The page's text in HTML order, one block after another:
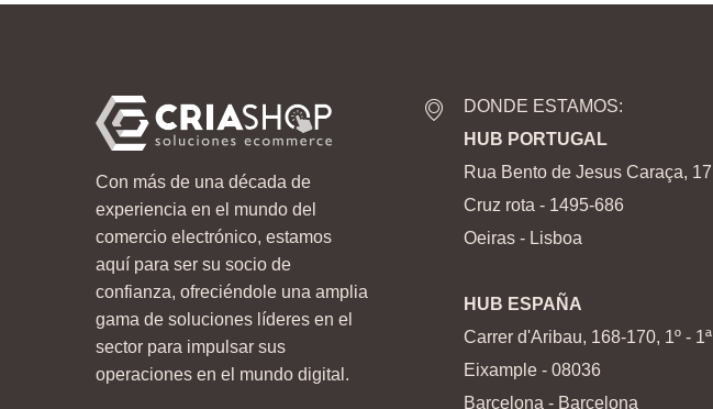
Con más de una década de
experiencia en el mundo del
comercio electrónico, estamos
aquí para ser su socio de
confianza, ofreciéndole una amplia
gama de soluciones líderes en el
sector para impulsar sus
operaciones en el mundo digital.
DONDE ESTAMOS:
HUB PORTUGAL
Rua Bento de Jesus Caraça, 17
Cruz rota - 1495-686
Oeiras - Lisboa
HUB ESPAÑA
Carrer d'Aribau, 168-170, 1º - 1ª
Eixample - 08036
Barcelona - Barcelona